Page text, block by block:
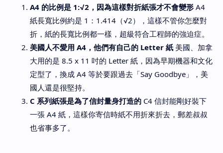
A4 的比例是 1:√2，因為這樣對折紙張才不會變形 A4
紙長寬比例約是 1：1.414（√2），這樣不管你怎麼對
折，紙的長寬比例都一樣，超級符合工程師的強迫症。
美國人不愛用 A4，他們有自己的 Letter 紙 美國、加拿
大用的是 8.5 x 11 吋的 Letter 紙，因為早期機器和文化
定型了，換成 A4 等於要跟過去「Say Goodbye」，美
國人還是很堅持。
C 系列紙張是為了信封量身打造的 C4 信封能剛好裝下
一張 A4 紙，這樣你寄信時紙不用折來折去，郵差叔叔
也省事多了。